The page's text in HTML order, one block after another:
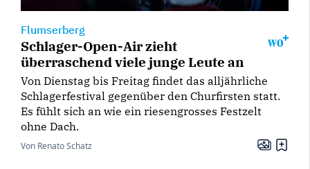
Flumserberg
Schlager-Open-Air zieht
überraschend viele junge Leute an
Von Dienstag bis Freitag findet das alljährliche
Schlagerfestival gegenüber den Churfirsten statt.
Es fühlt sich an wie ein riesengrosses Festzelt
ohne Dach.
Von Renato Schatz